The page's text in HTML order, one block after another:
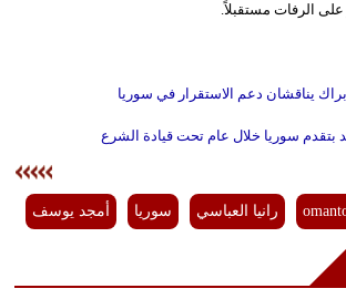
على الرفات مستقبلاً.
يناقشان دعم الاستقرار في سوريا
بتقدم سوريا خلال عام تحت قيادة الشرع
رانيا العباسي سوريا أمجد يوسف